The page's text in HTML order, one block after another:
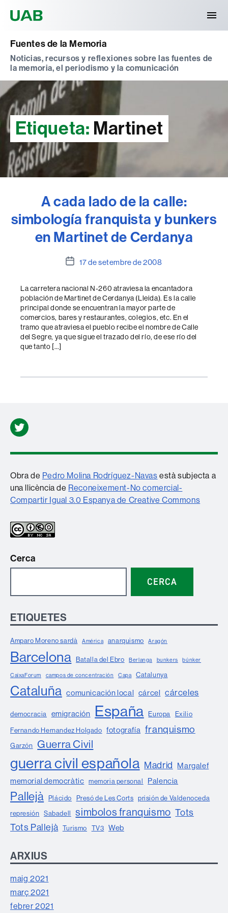
Fuentes de la Memoria
Noticias, recursos y reflexiones sobre las fuentes de
la memoria, el periodismo y la comunicación
Etiqueta: Martinet
A cada lado de la calle:
simbología franquista y bunkers
en Martinet de Cerdanya
Data17 de setembre de 2008
La carretera nacional N-260 atraviesa la encantadora
población de Martinet de Cerdanya (Lleida). Es la calle
principal donde se encuentran la mayor parte de
comercios, bares y restaurantes, colegios, etc. En el
tramo que atraviesa el pueblo recibe el nombre de Calle
del Segre, ya que sigue el trazado del río, de ese río del
que tanto […]
Twitter
Obra de Pedro Molina Rodríguez-Navas està subjecta a
una llicència de Reconeixement-No comercial-
Compartir Igual 3.0 Espanya de Creative Commons
Cerca
CERCA
ETIQUETES
Amparo Moreno sardà América anarquismo Aragón
Barcelona Batalla del Ebro Berlanga bunkers búnker
CaixaForum campos de concentración Capa Catalunya
Cataluña comunicación local cárcel cárceles
democracia emigración España Europa Exilio
Fernando Hernandez Holgado fotografía franquismo
Garzón Guerra Civil
guerra civil española Madrid
Margalef
memorial democràtic
memoria personal Palencia
Pallejà Plácido Presó de Les Corts
prisión de Valdenoceda
represión
Sabadell simbolos franquismo Tots
Tots Pallejà Turismo TV3 Web
ARXIUS
maig 2021
març 2021
febrer 2021